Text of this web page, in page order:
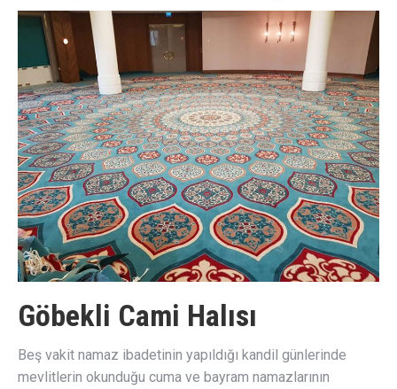
Göbekli Cami Halısı
Beş vakit namaz ibadetinin yapıldığı kandil günlerinde
mevlitlerin okunduğu cuma ve bayram namazlarının